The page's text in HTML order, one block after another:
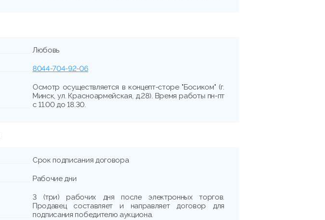
Любовь
8044-704-92-06
Осмотр осуществляется в концепт-сторе "Босиком" (г.
Минск, ул. Красноармейская, д.28). Время работы пн-пт
с 11.00 до 18.30.
Срок подписания договора
Рабочие дни
3 (три) рабочих дня после электронных торгов.
Продавец составляет и направляет договор для
подписания победителю аукциона.